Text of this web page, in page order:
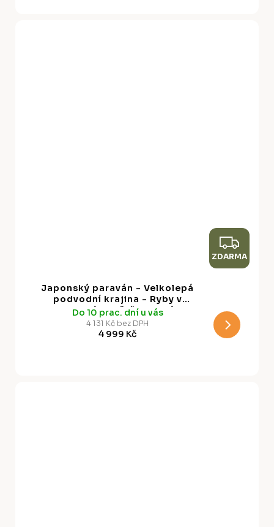
Z
D
M
ZDARMA
Japonský paraván - Velkolepá
podvodní krajina - Ryby v
podvodním světě v barvách
tyrkysově modré béžové a jemné
oranžové
Do 10 prac. dní u vás
4 131 Kč bez DPH
4 999 Kč